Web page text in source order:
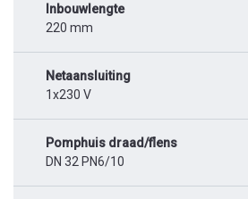
Inbouwlengte
220 mm
Netaansluiting
1x230 V
Pomphuis draad/flens
DN 32 PN6/10